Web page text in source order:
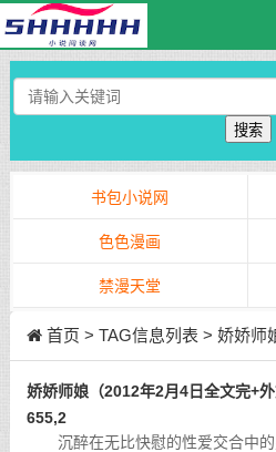
搜索
书包小说网
色色漫画
禁漫天堂
首页 > TAG信息列表 > 娇娇师
娇娇师娘（2012年2月4日全文完+
655,2
沉醉在无比快慰的性爱交合中的